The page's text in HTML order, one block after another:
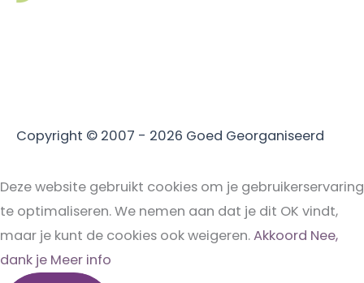
Copyright © 2007 - 2026 Goed Georganiseerd
Deze website gebruikt cookies om je gebruikerservaring
te optimaliseren. We nemen aan dat je dit OK vindt,
maar je kunt de cookies ook weigeren.Akkoord Nee,
dank je Meer info